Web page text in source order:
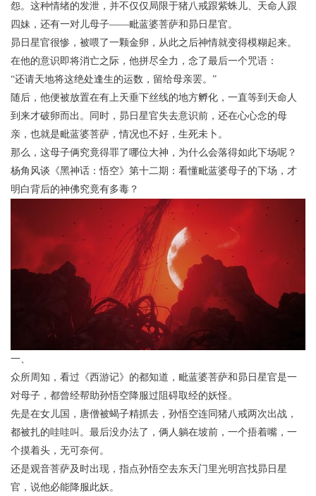
怨。这种情绪的发泄，并不仅仅局限于猪八戒跟紫蛛儿、天命人跟
四妹，还有一对儿母子——毗蓝婆菩萨和昴日星官。
昴日星官很惨，被喂了一颗金卵，从此之后神情就变得模糊起来。
在他的意识即将消亡之际，他拼尽全力，念了最后一个咒语：
“还请天地将这绝处逢生的运数，留给母亲罢。”
随后，他便被放置在有上天垂下丝线的地方孵化，一直等到天命人
到来才破卵而出。同时，昴日星官失去意识前，还在心心念的母
亲，也就是毗蓝婆菩萨，情况也不好，生死未卜。
那么，这母子俩究竟得罪了哪位大神，为什么会落得如此下场呢？
杨角风谈《黑神话：悟空》第十二期：看懂毗蓝婆母子的下场，才
明白背后的神佛究竟有多毒？
一、
众所周知，看过《西游记》的都知道，毗蓝婆菩萨和昴日星官是一
对母子，都曾经帮助孙悟空降服过阻碍取经的妖怪。
先是在女儿国，唐僧被蝎子精抓去，孙悟空连同猪八戒两次出战，
都被扎的哇哇叫。最后没办法了，俩人躺在坡前，一个捂着嘴，一
个摸着头，无可奈何。
还是观音菩萨及时出现，指点孙悟空去东天门里光明宫找昴日星
官，说他必能降服此妖。